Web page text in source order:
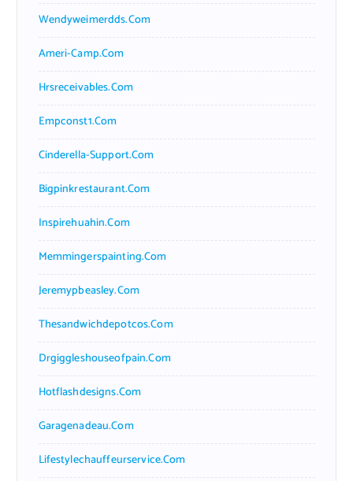
Wendyweimerdds.com
Ameri-Camp.com
Hrsreceivables.com
Empconst1.com
Cinderella-Support.com
Bigpinkrestaurant.com
Inspirehuahin.com
Memmingerspainting.com
Jeremypbeasley.com
Thesandwichdepotcos.com
Drgiggleshouseofpain.com
Hotflashdesigns.com
Garagenadeau.com
Lifestylechauffeurservice.com